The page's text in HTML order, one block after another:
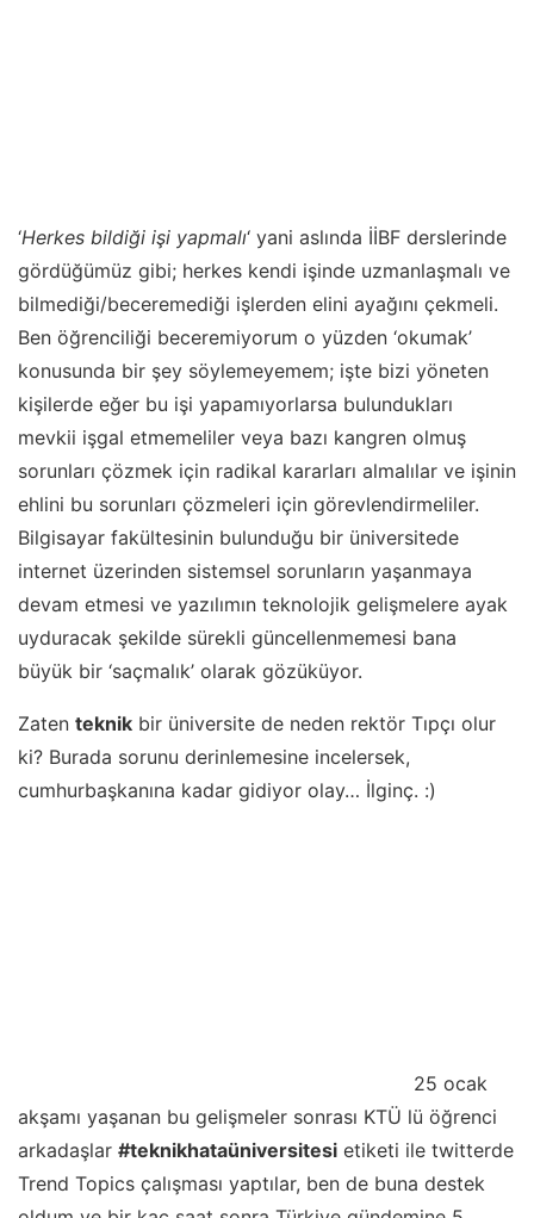
‘Herkes bildiği işi yapmalı‘ yani aslında İİBF derslerinde
gördüğümüz gibi; herkes kendi işinde uzmanlaşmalı ve
bilmediği/beceremediği işlerden elini ayağını çekmeli.
Ben öğrenciliği beceremiyorum o yüzden ‘okumak’
konusunda bir şey söylemeyemem; işte bizi yöneten
kişilerde eğer bu işi yapamıyorlarsa bulundukları
mevkii işgal etmemeliler veya bazı kangren olmuş
sorunları çözmek için radikal kararları almalılar ve işinin
ehlini bu sorunları çözmeleri için görevlendirmeliler.
Bilgisayar fakültesinin bulunduğu bir üniversitede
internet üzerinden sistemsel sorunların yaşanmaya
devam etmesi ve yazılımın teknolojik gelişmelere ayak
uyduracak şekilde sürekli güncellenmemesi bana
büyük bir ‘saçmalık’ olarak gözüküyor.
Zaten teknik bir üniversite de neden rektör Tıpçı olur
ki? Burada sorunu derinlemesine incelersek,
cumhurbaşkanına kadar gidiyor olay… İlginç. :)
25 ocak
akşamı yaşanan bu gelişmeler sonrası KTÜ lü öğrenci
arkadaşlar #teknikhataüniversitesi etiketi ile twitterde
Trend Topics çalışması yaptılar, ben de buna destek